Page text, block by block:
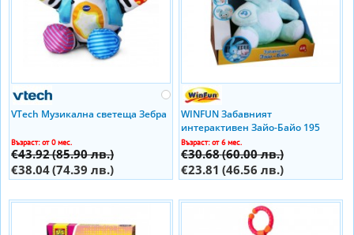
VTech Mузикална светеща Зебра
Възраст: от 0 мес.
€43.92(85.90 лв.)
€38.04(74.39 лв.)
WINFUN Забавният
интерактивен Зайо-Байо 195
Ibizo
Възраст: от 6 мес.
€30.68(60.00 лв.)
€23.81 (46.56 лв.)